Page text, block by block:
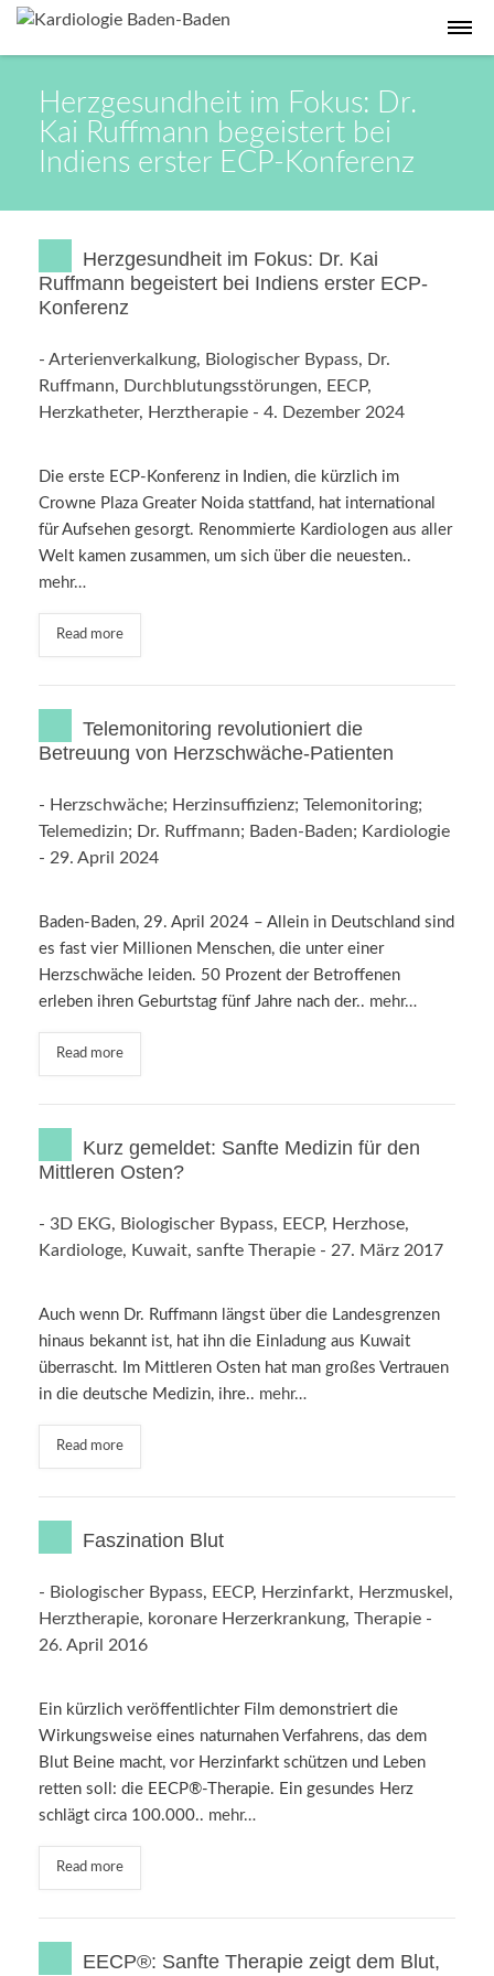
Herzgesundheit im Fokus: Dr.
Kai Ruffmann begeistert bei
Indiens erster ECP-Konferenz
Herzgesundheit im Fokus: Dr. Kai
Ruffmann begeistert bei Indiens erster ECP-
Konferenz
- Arterienverkalkung, Biologischer Bypass, Dr.
Ruffmann, Durchblutungsstörungen, EECP,
Herzkatheter, Herztherapie - 4. Dezember 2024
Die erste ECP-Konferenz in Indien, die kürzlich im
Crowne Plaza Greater Noida stattfand, hat international
für Aufsehen gesorgt. Renommierte Kardiologen aus aller
Welt kamen zusammen, um sich über die neuesten..
mehr…
Read more
Telemonitoring revolutioniert die
Betreuung von Herzschwäche-Patienten
- Herzschwäche; Herzinsuffizienz; Telemonitoring;
Telemedizin; Dr. Ruffmann; Baden-Baden; Kardiologie
- 29. April 2024
Baden-Baden, 29. April 2024 – Allein in Deutschland sind
es fast vier Millionen Menschen, die unter einer
Herzschwäche leiden. 50 Prozent der Betroffenen
erleben ihren Geburtstag fünf Jahre nach der.. mehr…
Read more
Kurz gemeldet: Sanfte Medizin für den
Mittleren Osten?
- 3D EKG, Biologischer Bypass, EECP, Herzhose,
Kardiologe, Kuwait, sanfte Therapie - 27. März 2017
Auch wenn Dr. Ruffmann längst über die Landesgrenzen
hinaus bekannt ist, hat ihn die Einladung aus Kuwait
überrascht. Im Mittleren Osten hat man großes Vertrauen
in die deutsche Medizin, ihre.. mehr…
Read more
Faszination Blut
- Biologischer Bypass, EECP, Herzinfarkt, Herzmuskel ,
Herztherapie, koronare Herzerkrankung, Therapie -
26. April 2016
Ein kürzlich veröffentlichter Film demonstriert die
Wirkungsweise eines naturnahen Verfahrens, das dem
Blut Beine macht, vor Herzinfarkt schützen und Leben
retten soll: die EECP®-Therapie. Ein gesundes Herz
schlägt circa 100.000.. mehr…
Read more
EECP®: Sanfte Therapie zeigt dem Blut,